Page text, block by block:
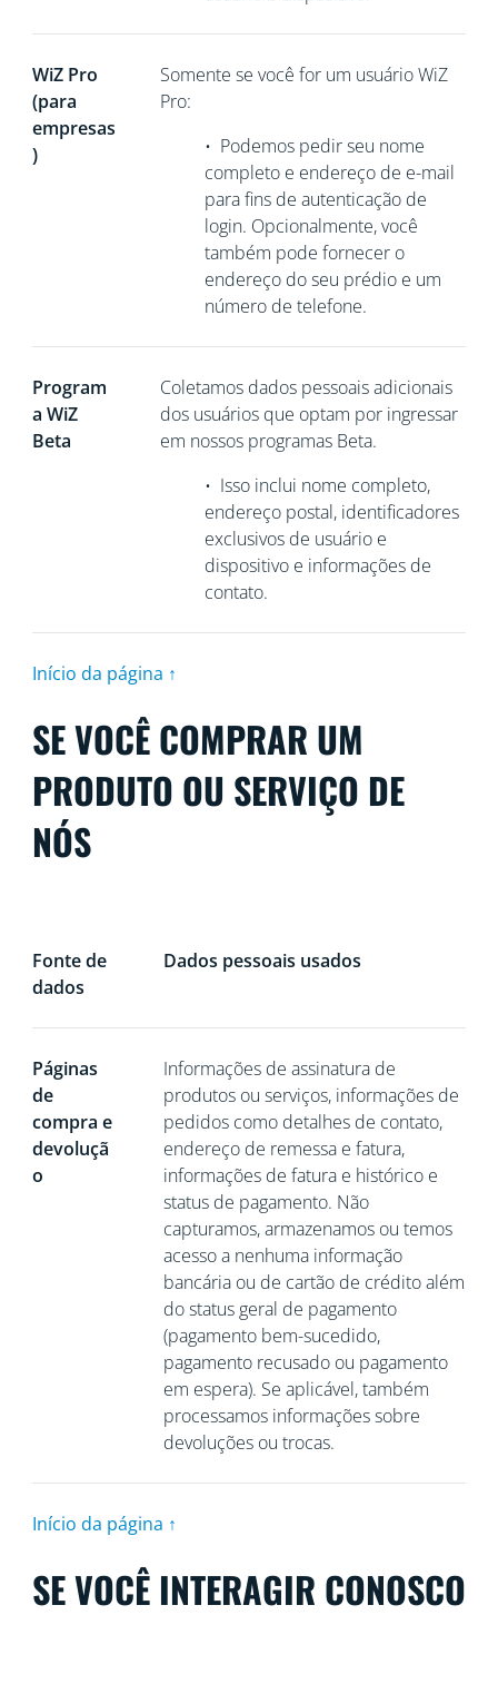
WiZ Pro
(para
empresas
)
Somente se você for um usuário WiZ
Pro:
• Podemos pedir seu nome
completo e endereço de e-mail
para fins de autenticação de
login. Opcionalmente, você
também pode fornecer o
endereço do seu prédio e um
número de telefone.
Program
a WiZ
Beta
Coletamos dados pessoais adicionais
dos usuários que optam por ingressar
em nossos programas Beta.
• Isso inclui nome completo,
endereço postal, identificadores
exclusivos de usuário e
dispositivo e informações de
contato.
Início da página ↑
SE VOCÊ COMPRAR UM
PRODUTO OU SERVIÇO DE
NÓS
Fonte de
dados
Dados pessoais usados
Páginas
de
compra e
devoluçã
o
Informações de assinatura de
produtos ou serviços, informações de
pedidos como detalhes de contato,
endereço de remessa e fatura,
informações de fatura e histórico e
status de pagamento. Não
capturamos, armazenamos ou temos
acesso a nenhuma informação
bancária ou de cartão de crédito além
do status geral de pagamento
(pagamento bem-sucedido,
pagamento recusado ou pagamento
em espera). Se aplicável, também
processamos informações sobre
devoluções ou trocas.
Início da página ↑
SE VOCÊ INTERAGIR CONOSCO